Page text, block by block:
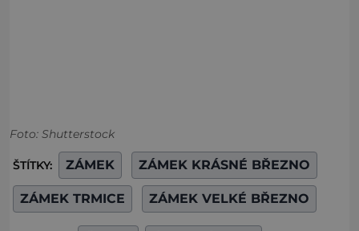
Foto: Shutterstock
ŠTÍTKY: ZÁMEK ZÁMEK KRÁSNÉ BŘEZNO
ZÁMEK TRMICE ZÁMEK VELKÉ BŘEZNO